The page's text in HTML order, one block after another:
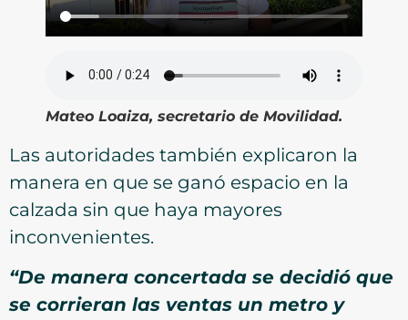
Mateo Loaiza, secretario de Movilidad.
Las autoridades también explicaron la
manera en que se ganó espacio en la
calzada sin que haya mayores
inconvenientes.
“De manera concertada se decidió que
se corrieran las ventas un metro y